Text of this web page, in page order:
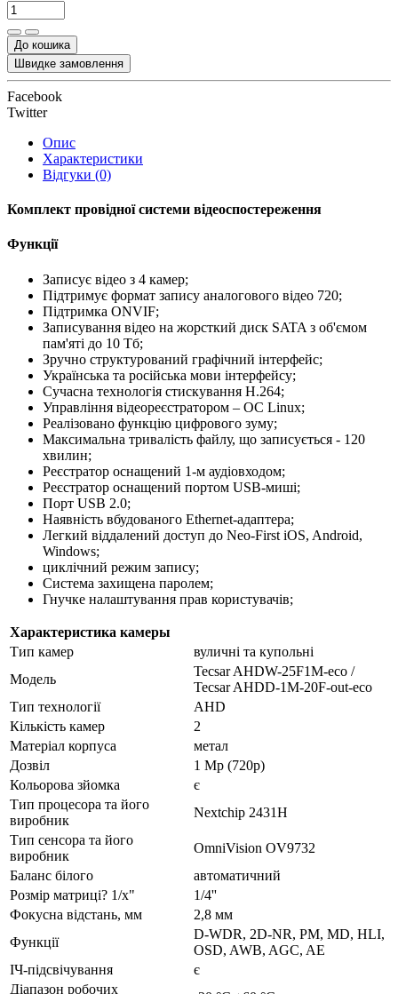
До кошика
Швидке замовлення
Facebook
Twitter
Опис
Характеристики
Відгуки (0)
Комплект провідної системи відеоспостереження
Функції
Записує відео з 4 камер;
Підтримує формат запису аналогового відео 720;
Підтримка ONVIF;
Записування відео на жорсткий диск SATA з об'ємом
пам'яті до 10 Тб;
Зручно структурований графічний інтерфейс;
Українська та російська мови інтерфейсу;
Сучасна технологія стискування Н.264;
Управління відеореєстратором – ОС Linux;
Реалізовано функцію цифрового зуму;
Максимальна тривалість файлу, що записується - 120
хвилин;
Реєстратор оснащений 1-м аудіовходом;
Реєстратор оснащений портом USB-миші;
Порт USB 2.0;
Наявність вбудованого Ethernet-адаптера;
Легкий віддалений доступ до Neo-First iOS, Android,
Windows;
циклічний режим запису;
Система захищена паролем;
Гнучке налаштування прав користувачів;
Характеристика камеры
Тип камер
вуличні та купольні
Модель
Tecsar AHDW-25F1M-eco /
Tecsar AHDD-1M-20F-out-eco
Тип технології
AHD
Кількість камер
2
Матеріал корпуса
метал
Дозвіл
1 Mp (720p)
Кольорова зйомка
є
Тип процесора та його
виробник
Nextchip 2431H
Тип сенсора та його
виробник
OmniVision OV9732
Баланс білого
автоматичний
Розмір матриці? 1/x"
1/4''
Фокусна відстань, мм
2,8 мм
Функції
D-WDR, 2D-NR, PM, MD, HLI,
OSD, AWB, AGC, AE
ІЧ-підсвічування
є
Діапазон робочих